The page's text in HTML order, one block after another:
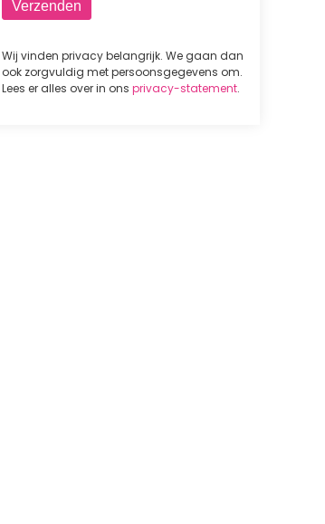
Wij vinden privacy belangrijk. We gaan dan
ook zorgvuldig met persoonsgegevens om.
Lees er alles over in ons privacy-statement.